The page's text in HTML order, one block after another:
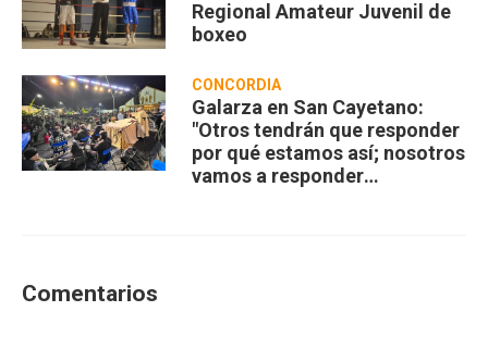
Regional Amateur Juvenil de
boxeo
CONCORDIA
Galarza en San Cayetano:
"Otros tendrán que responder
por qué estamos así; nosotros
vamos a responder
Comentarios